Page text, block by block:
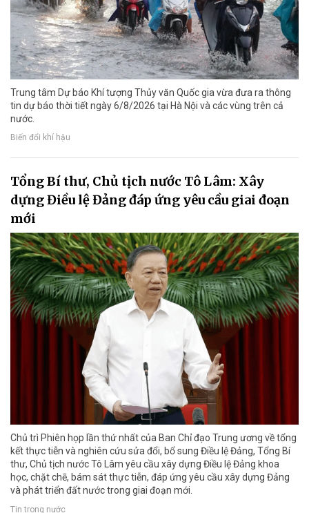
Trung tâm Dự báo Khí tượng Thủy văn Quốc gia vừa đưa ra thông
tin dự báo thời tiết ngày 6/8/2026 tại Hà Nội và các vùng trên cả
nước.
Biến đổi khí hậu
Tổng Bí thư, Chủ tịch nước Tô Lâm: Xây
dựng Điều lệ Đảng đáp ứng yêu cầu giai đoạn
mới
Chủ trì Phiên họp lần thứ nhất của Ban Chỉ đạo Trung ương về tổng
kết thực tiễn và nghiên cứu sửa đổi, bổ sung Điều lệ Đảng, Tổng Bí
thư, Chủ tịch nước Tô Lâm yêu cầu xây dựng Điều lệ Đảng khoa
học, chặt chẽ, bám sát thực tiễn, đáp ứng yêu cầu xây dựng Đảng
và phát triển đất nước trong giai đoạn mới.
Tin trong nước